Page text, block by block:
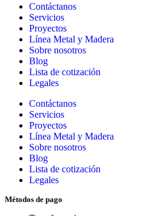
Contáctanos
Servicios
Proyectos
Línea Metal y Madera
Sobre nosotros
Blog
Lista de cotización
Legales
Contáctanos
Servicios
Proyectos
Línea Metal y Madera
Sobre nosotros
Blog
Lista de cotización
Legales
Métodos de pago